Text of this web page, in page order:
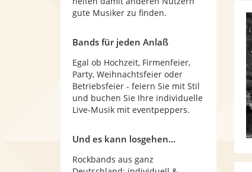
gute Musiker zu finden.
Bands für jeden Anlaß
Egal ob Hochzeit, Firmenfeier,
Party, Weihnachtsfeier oder
Betriebsfeier - feiern Sie mit Stil
und buchen Sie Ihre individuelle
Live-Musik mit eventpeppers.
Und es kann losgehen...
Rockbands aus ganz